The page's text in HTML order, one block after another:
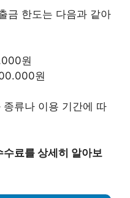
금 한도는 다음과 같아
원
원
류나 이용 기간에 따
료를 상세히 알아보